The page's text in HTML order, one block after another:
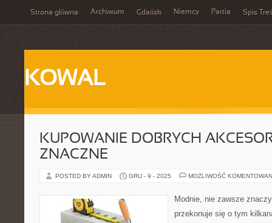
Strona główna Archiwum Gdańsk Niemcy Partia Spis
KOWAL
KUPOWANIE DOBRYCH
ZNACZNE
POSTED BY ADMIN GRU - 9 - 2025 MOŻLIWOŚĆ
Modnie, nie zawsze
przekonuje się o tym